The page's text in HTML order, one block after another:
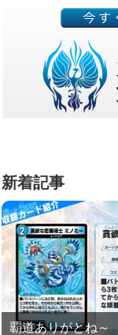
新着記事
覇道ありがとね～